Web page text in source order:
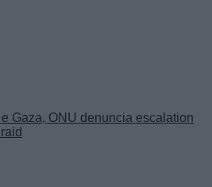
Gaza, ONU denuncia escalation